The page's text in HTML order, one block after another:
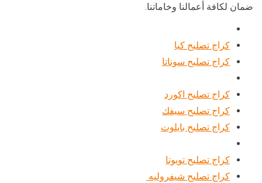
ضمان لكافة أعمالنا وخاماتنا.
كراج تصليح كيا
كراج تصليح سوناتا
كراج تصليح اكورد
كراج تصليح سيفك
كراج تصليح بايلوت
كراج تصليح تويوتا
كراج تصليح شيفروليه